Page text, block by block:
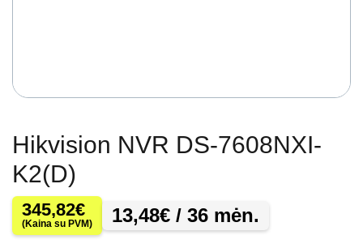
Hikvision NVR DS-7608NXI-
K2(D)
345,82€
(Kaina su PVM) 13,48€ / 36 mėn.